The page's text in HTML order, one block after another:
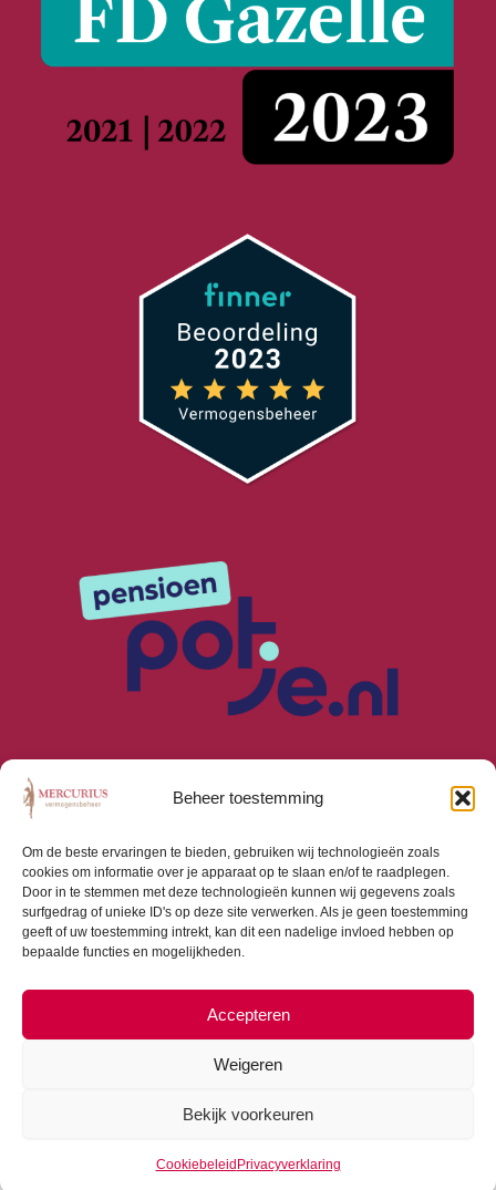
Beheer toestemming
Om de beste ervaringen te bieden, gebruiken wij technologieën zoals
cookies om informatie over je apparaat op te slaan en/of te raadplegen.
Door in te stemmen met deze technologieën kunnen wij gegevens zoals
surfgedrag of unieke ID's op deze site verwerken. Als je geen toestemming
geeft of uw toestemming intrekt, kan dit een nadelige invloed hebben op
bepaalde functies en mogelijkheden.
Accepteren
Weigeren
Bekijk voorkeuren
Cookiebeleid Privacyverklaring
admin 11 april 2020
Sparen als aanvulling op je pensioen wordt decennialang
door de overheid gepromoot. Dat doet de overheid door
de belastingplichtige fiscale voordelen te geven. Wat we
tevens zien, is dat het aantal producten met fiscaal
overgebleven producten met voordeel. Die laatste
verdwijnt overigens per 31 december 2020.
Toch zijn er nog een heleboel oude producten “in omloop”.
Wat opvalt is dat de voorwaarden zowel in de opbouw- als
in de uitkeringsfase van elkaar verschillen. Het heeft niet
zo veel zin om de verschillen in de opbouwfase te
bespreken. Immers de meeste producten zijn niet meer te
koop. In dit artikel behandelen we de verschillen in de
uitkeringsfase van de lijfrente.
In onderstaand schema staan de lijfrenteregimes die op u
van toepassing kunnen zijn. In de eerste kolom staat het
“product”, in de tweede kolom ziet u hoe lang de
uitkeringen ten minste moeten duren én wanneer het
product op zijn vroegst mag ingaan. In de laatste kolom
staat ten slotte aangeven wanneer de uitkeringen uiterlijk
lijfrente in de uitkeringsfase.
Wat valt er op?
Wat opvalt is dat er de afgelopen jaren verschillende
lijfrentevoorzieningsproducten zijn geweest. De meeste
zijn verdwenen. Er bestaat veel overgangsrecht en de
Belastingdienst zijn inmiddels talrijk en de voorwaarden in
anders. De kans op het maken van fouten is daarmee
daar in de meeste gevallen een sanctie op: namelijk het
te voorkomen dat u een sanctie krijgt opgelegd gaan we